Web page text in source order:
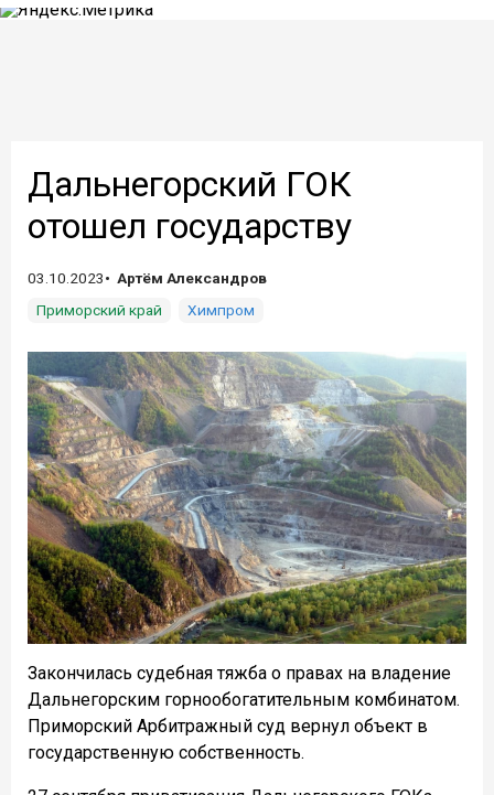
Дальнегорский ГОК
отошел государству
03.10.2023
Артём Александров
Приморский край
Химпром
Закончилась судебная тяжба о правах на владение
Дальнегорским горнообогатительным комбинатом.
Приморский Арбитражный суд вернул объект в
государственную собственность.